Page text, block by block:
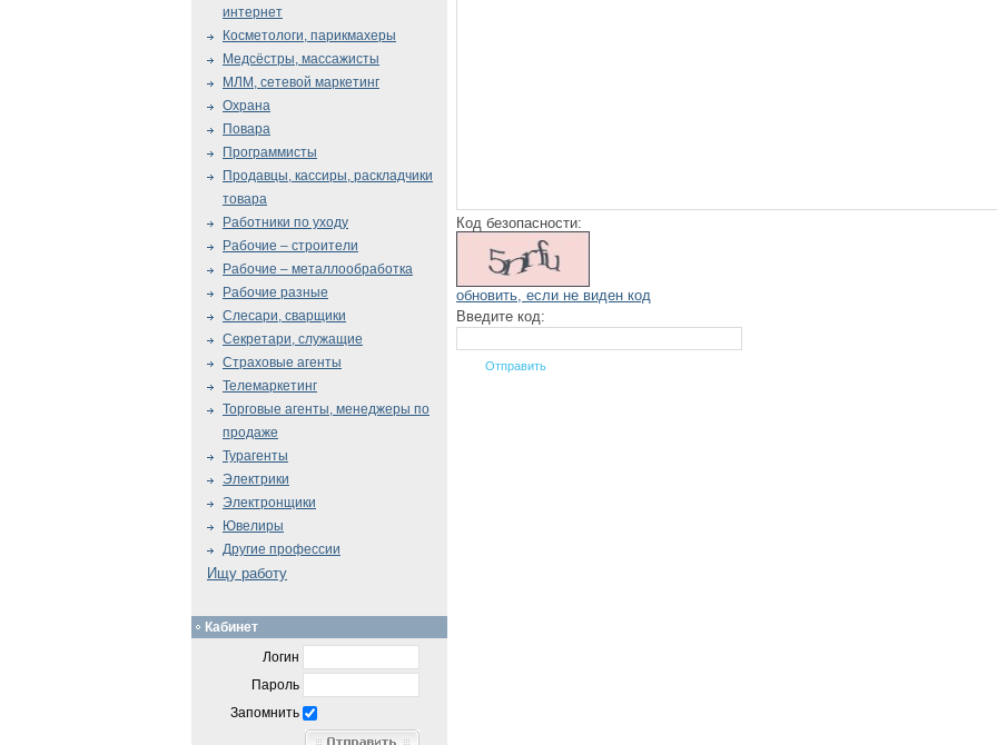
Код безопасности:
обновить, если не виден код
Введите код:
интернет
Косметологи, парикмахеры
Медсёстры, массажисты
МЛМ, сетевой маркетинг
Охрана
Повара
Программисты
Продавцы, кассиры, раскладчики
товара
Работники по уходу
Рабочие – строители
Рабочие – металлообработка
Рабочие разные
Слесари, сварщики
Секретари, служащие
Страховые агенты
Телемаркетинг
Торговые агенты, менеджеры по
продаже
Турагенты
Электрики
Электронщики
Ювелиры
Другие профессии
Ищу работу
Кабинет
Логин
Пароль
Запомнить